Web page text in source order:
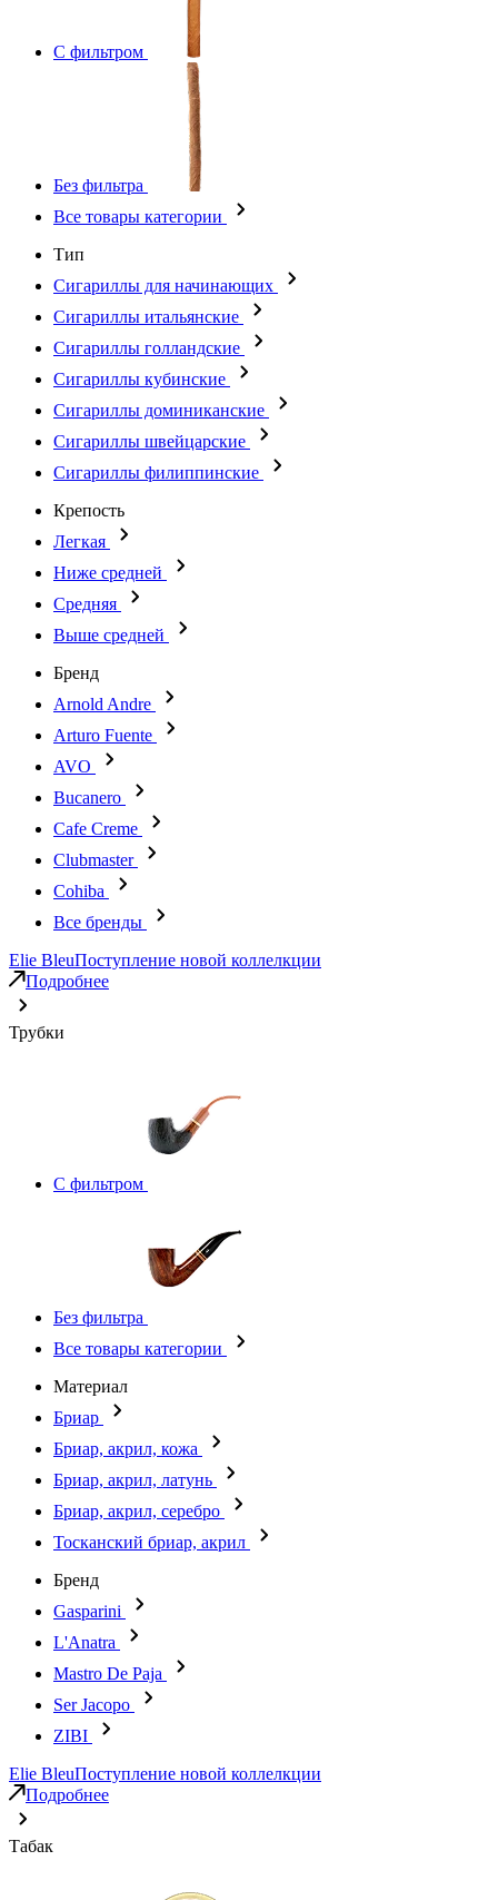
С фильтром
Без фильтра
Все товары категории
Тип
Сигариллы для начинающих
Сигариллы итальянские
Сигариллы голландские
Сигариллы кубинские
Сигариллы доминиканские
Сигариллы швейцарские
Сигариллы филиппинские
Крепость
Легкая
Ниже средней
Средняя
Выше средней
Бренд
Arnold Andre
Arturo Fuente
AVO
Bucanero
Cafe Creme
Clubmaster
Cohiba
Все бренды
Elie BleuПоступление новой коллелкции
Подробнее
Трубки
С фильтром
Без фильтра
Все товары категории
Материал
Бриар
Бриар, акрил, кожа
Бриар, акрил, латунь
Бриар, акрил, серебро
Тосканский бриар, акрил
Бренд
Gasparini
L'Anatra
Mastro De Paja
Ser Jacopo
ZIBI
Elie BleuПоступление новой коллелкции
Подробнее
Табак